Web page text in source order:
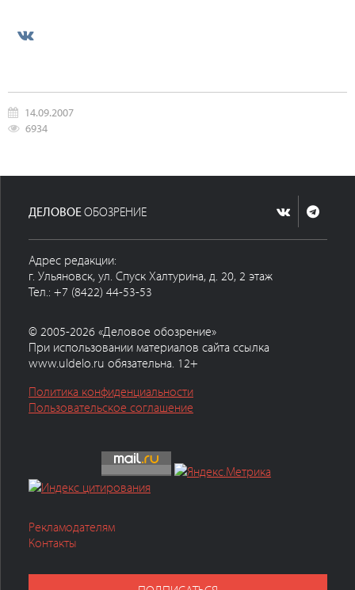
14.09.2007
6934
ДЕЛОВОЕ ОБОЗРЕНИЕ
Адрес редакции:
г. Ульяновск, ул. Спуск Халтурина, д. 20, 2 этаж
Тел.: +7 (8422) 44-53-53
© 2005-2026 «Деловое обозрение»
При использовании материалов сайта ссылка
www.uldelo.ru обязательна. 12+
Политика конфиденциальности
Пользовательское соглашение
Рекламодателям
Контакты